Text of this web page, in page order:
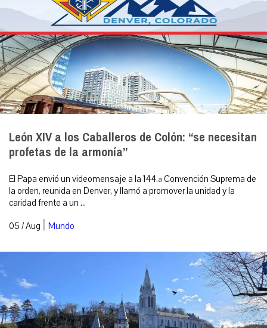
León XIV a los Caballeros de Colón: “se necesitan
profetas de la armonía”
El Papa envió un videomensaje a la 144.ª Convención Suprema de
la orden, reunida en Denver, y llamó a promover la unidad y la
caridad frente a un ...
05 / Aug | Mundo